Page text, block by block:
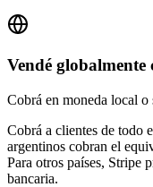
Vendé globalmente
Cobrá en moneda local
Cobrá a clientes de todo
argentinos cobran el
Para otros países, Stripe
bancaria.